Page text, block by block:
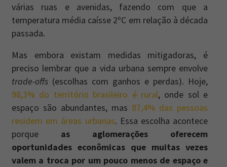
várias ruas e avenidas, fazendo com que a
temperatura média caísse 2ºC em relação à década
passada.
Mas embora existam medidas mitigadoras, é
preciso lembrar que a vida urbana sempre envolve
trade-offs (escolhas com ganhos e perdas). Hoje,
98,3% do território brasileiro é rural, onde sol e
espaço são abundantes, mas 87,4% das pessoas
residem em áreas urbanas. Essa escolha acontece
porque as aglomerações oferecem
oportunidades econômicas que muitas vezes
valem a troca por um pouco menos de espaço e